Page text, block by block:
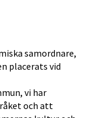
samordnare,
placerats vid
vi har
och att